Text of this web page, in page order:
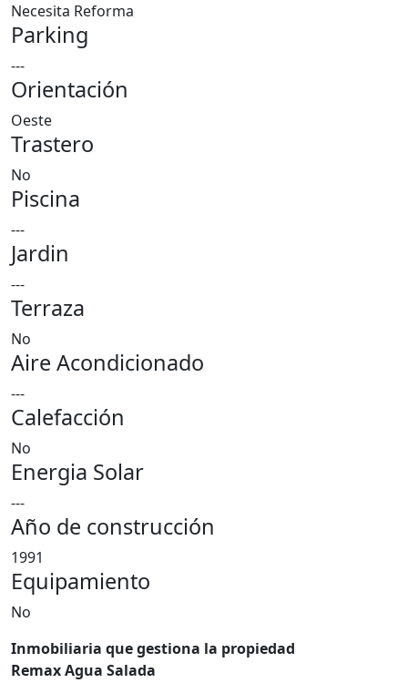
Necesita Reforma
Parking
---
Orientación
Oeste
Trastero
No
Piscina
---
Jardin
---
Terraza
No
Aire Acondicionado
---
Calefacción
No
Energia Solar
---
Año de construcción
1991
Equipamiento
No
Inmobiliaria que gestiona la propiedad
Remax Agua Salada